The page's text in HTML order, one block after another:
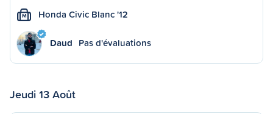
M Honda Civic Blanc '12
Daud Pas d'évaluations
Jeudi 13 Août